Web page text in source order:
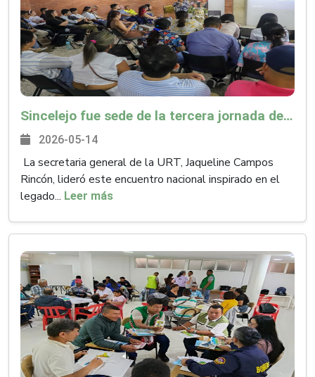
Sincelejo fue sede de la tercera jornada de Reinducción Institucional de la URT
2026-05-14
La secretaria general de la URT, Jaqueline Campos
Rincón, lideró este encuentro nacional inspirado en el
legado... Leer más